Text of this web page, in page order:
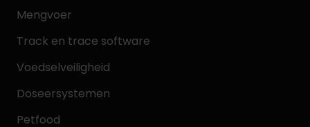
Mengvoer
Track en trace software
Voedselveiligheid
Doseersystemen
Petfood